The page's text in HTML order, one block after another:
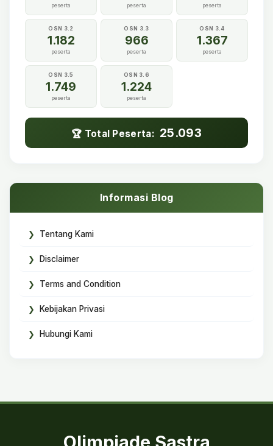
peserta peserta peserta
OSN 3.2
1.182
peserta
OSN 3.3
966
peserta
OSN 3.4
1.367
peserta
OSN 3.5
1.749
peserta
OSN 3.6
1.224
peserta
🏆 Total Peserta: 25.093
Informasi Blog
Tentang Kami
Disclaimer
Terms and Condition
Kebijakan Privasi
Hubungi Kami